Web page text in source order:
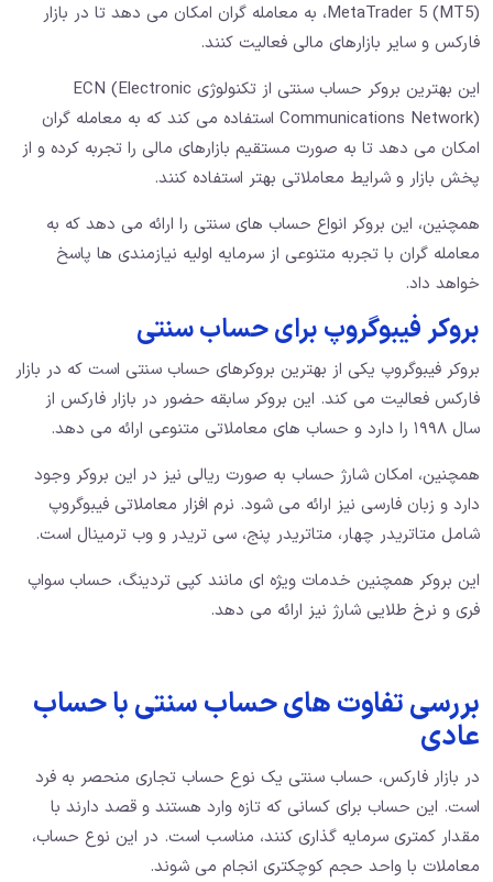
MetaTrader 5 (MT5)، به معامله ‌گران امکان می ‌دهد تا در بازار
فارکس و سایر بازارهای مالی فعالیت کنند.
این بهترین بروکر حساب سنتی از تکنولوژی ECN (Electronic
Communications Network) استفاده می ‌کند که به معامله ‌گران
امکان می‌ دهد تا به صورت مستقیم بازارهای مالی را تجربه کرده و از
پخش بازار و شرایط معاملاتی بهتر استفاده کنند.
همچنین، این بروکر انواع حساب ‌های سنتی را ارائه می ‌دهد که به
معامله ‌گران با تجربه متنوعی از سرمایه اولیه نیازمندی ‌ها پاسخ
خواهد داد.
بروکر فیبوگروپ برای حساب سنتی
بروکر فیبوگروپ یکی از بهترین بروکرهای حساب سنتی است که در بازار
فارکس فعالیت می ‌کند. این بروکر سابقه حضور در بازار فارکس از
سال ۱۹۹۸ را دارد و حساب ‌های معاملاتی متنوعی ارائه می ‌دهد.
همچنین، امکان شارژ حساب به صورت ریالی نیز در این بروکر وجود
دارد و زبان فارسی نیز ارائه می ‌شود. نرم افزار معاملاتی فیبوگروپ
شامل متاتریدر چهار، متاتریدر پنج، سی تریدر و وب ترمینال است.
این بروکر همچنین خدمات ویژه‌ ای مانند کپی تردینگ، حساب سواپ
فری و نرخ طلایی شارژ نیز ارائه می ‌دهد.
بررسی تفاوت های حساب سنتی با حساب
عادی
در بازار فارکس، حساب سنتی یک نوع حساب تجاری منحصر به فرد
است. این حساب برای کسانی که تازه وارد هستند و قصد دارند با
مقدار کمتری سرمایه ‌گذاری کنند، مناسب است. در این نوع حساب،
معاملات با واحد حجم کوچکتری انجام می ‌شوند.